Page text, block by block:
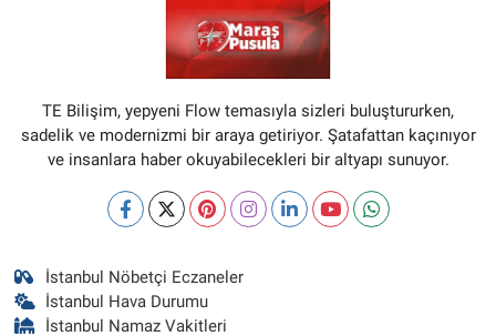
TE Bilişim, yepyeni Flow temasıyla sizleri buluştururken,
sadelik ve modernizmi bir araya getiriyor. Şatafattan kaçınıyor
ve insanlara haber okuyabilecekleri bir altyapı sunuyor.
İstanbul Nöbetçi Eczaneler
İstanbul Hava Durumu
İstanbul Namaz Vakitleri